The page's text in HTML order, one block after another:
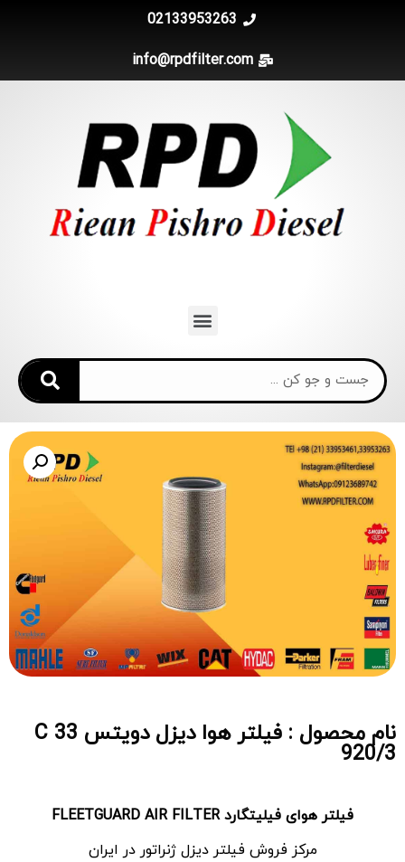
02133953263
info@rpdfilter.com
نام محصول : فیلتر هوا دیزل دویتس C 33
920/3
فیلتر هوای فیلیتگارد FLEETGUARD AIR FILTER
مرکز فروش فیلتر دیزل ژنراتور در ایران